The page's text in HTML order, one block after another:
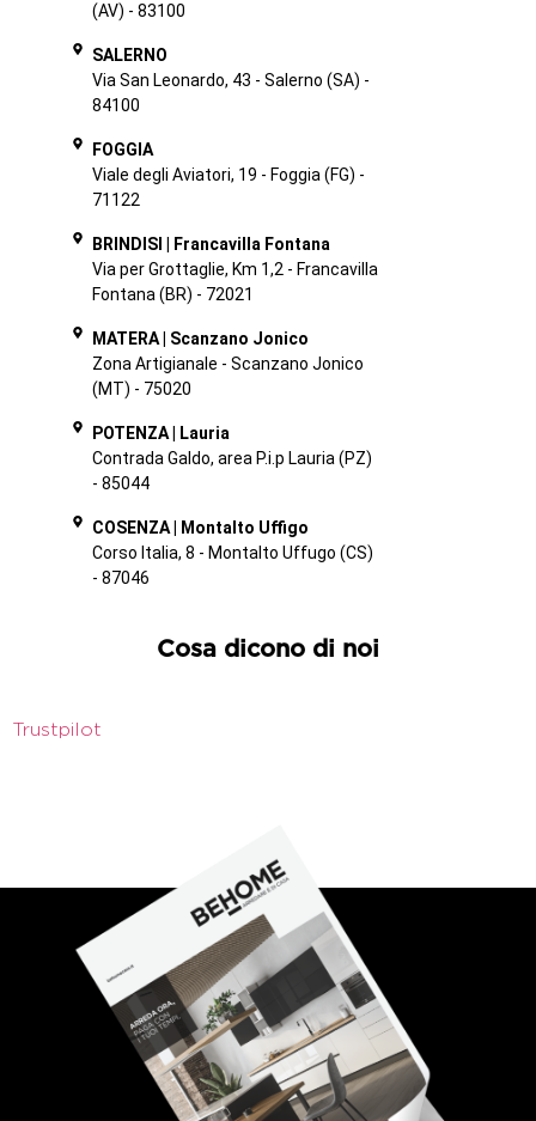
(AV) - 83100
SALERNO
Via San Leonardo, 43 - Salerno (SA) -
84100
FOGGIA
Viale degli Aviatori, 19 - Foggia (FG) -
71122
BRINDISI | Francavilla Fontana
Via per Grottaglie, Km 1,2 - Francavilla
Fontana (BR) - 72021
MATERA | Scanzano Jonico
Zona Artigianale - Scanzano Jonico
(MT) - 75020
POTENZA | Lauria
Contrada Galdo, area P.i.p Lauria (PZ)
- 85044
COSENZA | Montalto Uffigo
Corso Italia, 8 - Montalto Uffugo (CS)
- 87046
Cosa dicono di noi
Trustpilot